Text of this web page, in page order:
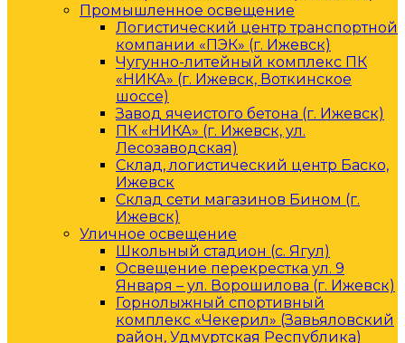
Промышленное освещение
Логистический центр транспортной
компании «ПЭК» (г. Ижевск)
Чугунно-литейный комплекс ПК
«НИКА» (г. Ижевск, Воткинское
шоссе)
Завод ячеистого бетона (г. Ижевск)
ПК «НИКА» (г. Ижевск, ул.
Лесозаводская)
Склад, логистический центр Баско,
Ижевск
Склад сети магазинов Бином (г.
Ижевск)
Уличное освещение
Школьный стадион (с. Ягул)
Освещение перекрестка ул. 9
Января – ул. Ворошилова (г. Ижевск)
Горнолыжный спортивный
комплекс «Чекерил» (Завьяловский
район, Удмуртская Республика)